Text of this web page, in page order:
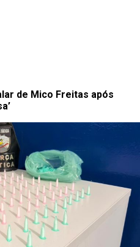
de Mico Freitas após